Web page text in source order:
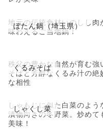
ぼたん鍋（埼玉県）
地元の伝統食材いのしし肉
味わえるご当地鍋！
くるみそば
秩父の豊かな自然が育む強
そばと芳醇なくるみ汁の絶
な相性
しゃくし菜
しゃもじに似た白菜のよう
漬物向きの冬野菜。炒めて
美味！